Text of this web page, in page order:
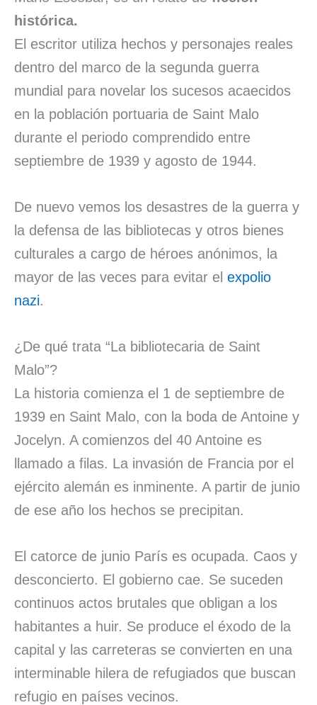
histórica.
El escritor utiliza hechos y personajes reales
dentro del marco de la segunda guerra
mundial para novelar los sucesos acaecidos
en la población portuaria de Saint Malo
durante el periodo comprendido entre
septiembre de 1939 y agosto de 1944.
De nuevo vemos los desastres de la guerra y
la defensa de las bibliotecas y otros bienes
culturales a cargo de héroes anónimos, la
mayor de las veces para evitar el expolio
nazi.
¿De qué trata “La bibliotecaria de Saint
Malo”?
La historia comienza el 1 de septiembre de
1939 en Saint Malo, con la boda de Antoine y
Jocelyn. A comienzos del 40 Antoine es
llamado a filas. La invasión de Francia por el
ejército alemán es inminente. A partir de junio
de ese año los hechos se precipitan.
El catorce de junio París es ocupada. Caos y
desconcierto. El gobierno cae. Se suceden
continuos actos brutales que obligan a los
habitantes a huir. Se produce el éxodo de la
capital y las carreteras se convierten en una
interminable hilera de refugiados que buscan
refugio en países vecinos.